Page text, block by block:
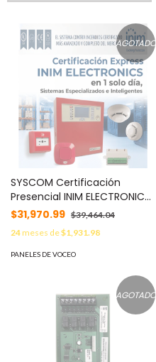
AGOTADO
SYSCOM Certificación
Presencial INIM ELECTRONICS
MOD: MASTERINIM
$31,970.99 $39,464.04
24meses de$1,931.98
PANELES DE VOCEO
AGOTADO